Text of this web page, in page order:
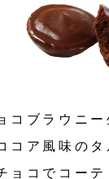
コブラウニー
コア風味のタ
ョコでコーテ